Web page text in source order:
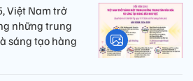
Việt Nam trở
những trung
sáng tạo hàng